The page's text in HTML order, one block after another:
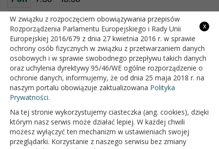
Wt 7:30 - 15:30
Śr 7:30 - 15:30
Czw 7:30 - 15:30
Pt 7:30 - 15:30
OFICJALNY SERWIS INTERNETOWY GMINY BIAŁOPOLE
x
W związku z rozpoczęciem obowiązywania przepisów
Rozporządzenia Parlamentu Europejskiego i Rady Unii
Europejskiej 2016/679 z dnia 27 kwietnia 2016 r. w sprawie
ochrony osób fizycznych w związku z przetwarzaniem danych
osobowych i w sprawie swobodnego przepływu takich danych
oraz uchylenia dyrektywy 95/46/WE ogólne rozporządzenie o
ochronie danych, informujemy, że od dnia 25 maja 2018 r. na
naszym portalu obowiązuje zaktualizowana Polityka
Prywatności.
Na tej stronie wykorzystujemy ciasteczka (ang. cookies), dzięki
którym nasz serwis może działać lepiej. W każdej chwili
możesz wyłączyć ten mechanizm w ustawieniach swojej
przeglądarki. Korzystanie z naszego serwisu bez zmiany